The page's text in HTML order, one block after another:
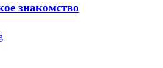
знакомство